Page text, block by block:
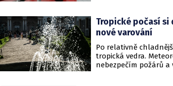
Tropické počasí
nové varování
Po relativně
tropická vedra.
nebezpečím požárů